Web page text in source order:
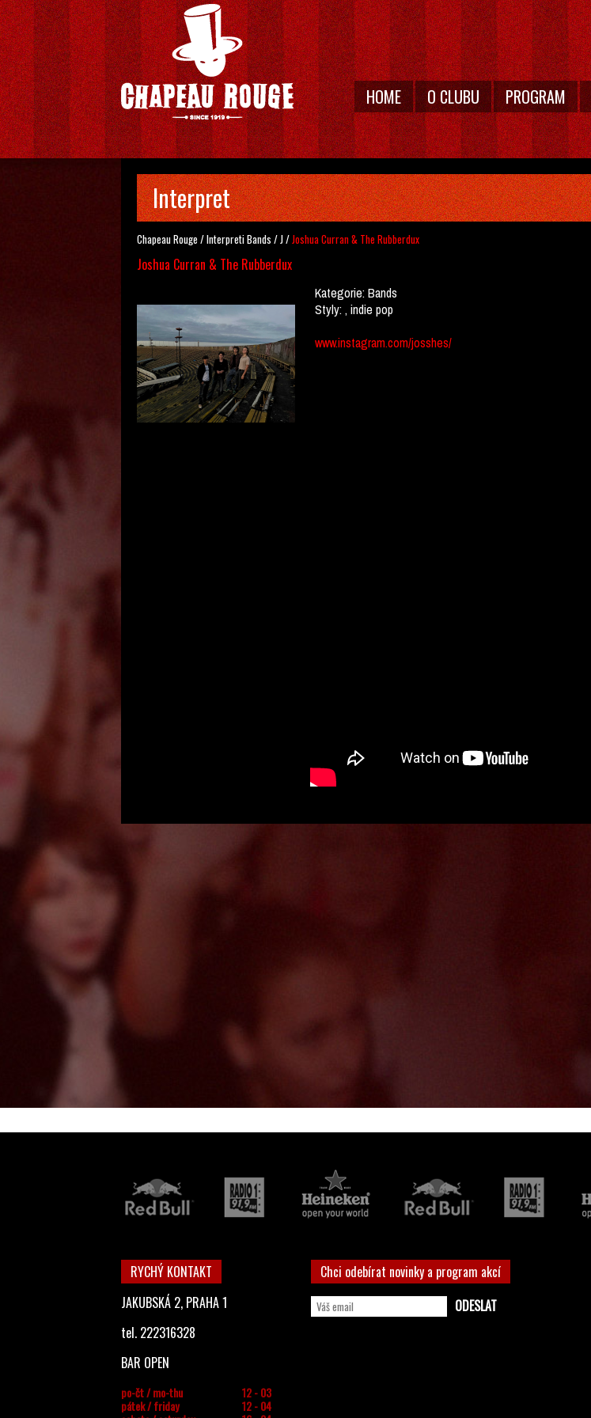
HOME O CLUBU PROGRAM
Interpret
Chapeau Rouge /InterpretiBands /J/Joshua Curran & The Rubberdux
Joshua Curran & The Rubberdux
Kategorie:Bands
Styly:, indie pop
www.instagram.com/josshes/
RYCHÝ KONTAKT
JAKUBSKÁ 2, PRAHA 1
tel. 222316328
BAR OPEN
po-čt / mo-thu
12 - 03
pátek / friday
12 - 04
Chci odebírat novinky a program akcí